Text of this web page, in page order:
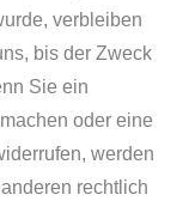
verbleiben
bis der Zweck
Sie ein
oder eine
werden
rechtlich